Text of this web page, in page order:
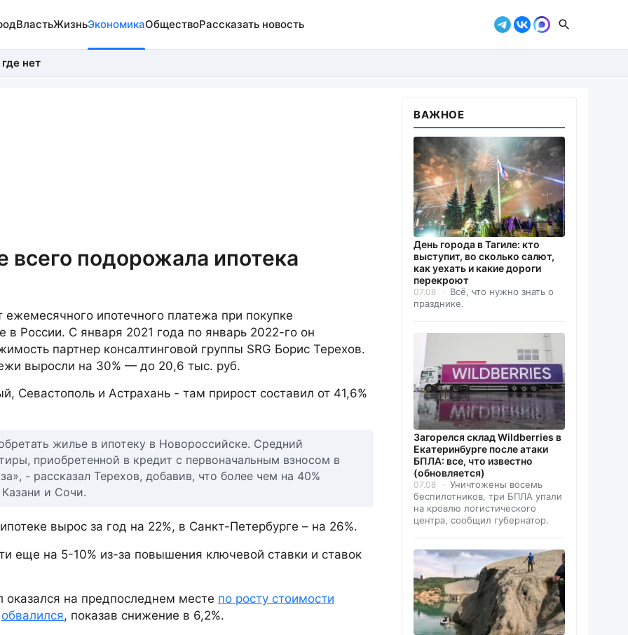
ВластьЖизньЭкономикаОбществоРассказать новость
нет
подорожала ипотека
ипотечного платежа при покупке
России. С января 2021 года по январь 2022-го он
партнер консалтинговой группы SRG Борис Терехов.
выросли на 30% — до 20,6 тыс. руб.
Севастополь и Астрахань - там прирост составил от 41,6%
жилье в ипотеку в Новороссийске. Средний
приобретенной в кредит с первоначальным взносом в
- рассказал Терехов, добавив, что более чем на 40%
и Сочи.
вырос за год на 22%, в Санкт-Петербурге – на 26%.
еще на 5-10% из-за повышения ключевой ставки и ставок
на предпоследнем месте по росту стоимости
обвалился, показав снижение в 6,2%.
ВАЖНОЕ
День города в Тагиле: кто
выступит, во сколько салют,
как уехать и какие дороги
перекроют
07.08
Всё, что нужно знать о
празднике.
Загорелся склад Wildberries в
Екатеринбурге после атаки
БПЛА: все, что известно
(обновляется)
07.08
Уничтожены восемь
беспилотников, три БПЛА упали
на кровлю логистического
центра, сообщил губернатор.